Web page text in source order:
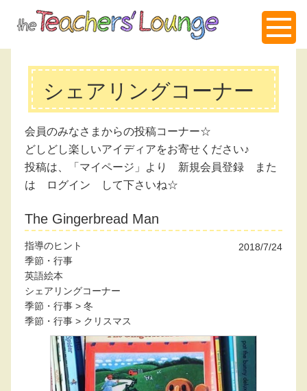
シェアリングコーナー
会員のみなさまからの投稿コーナー☆
どしどし楽しいアイディアをお寄せください♪
投稿は、「マイページ」より 新規会員登録 また
は ログイン して下さいね☆
The Gingerbread Man
2018/7/24
指導のヒント
季節・行事
英語絵本
シェアリングコーナー
季節・行事 > 冬
季節・行事 > クリスマス